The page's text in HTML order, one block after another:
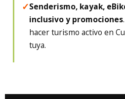
✓Senderismo, kayak,
inclusivo y promociones
hacer turismo activo en
tuya.